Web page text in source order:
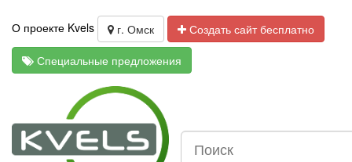
О проекте Kvels г. Омск
Создать сайт бесплатно
Специальные предложения